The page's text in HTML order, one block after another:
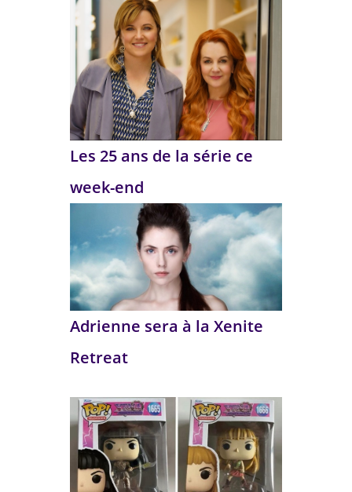
Les 25 ans de la série ce
week-end
Adrienne sera à la Xenite
Retreat